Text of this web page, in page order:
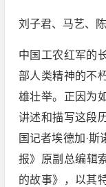
刘子君、马艺、
中国工农红军的
部人类精神的不
雄壮举。正因为
讲述和描写这段
国记者埃德加·
报》原副总编辑
的故事》，以其